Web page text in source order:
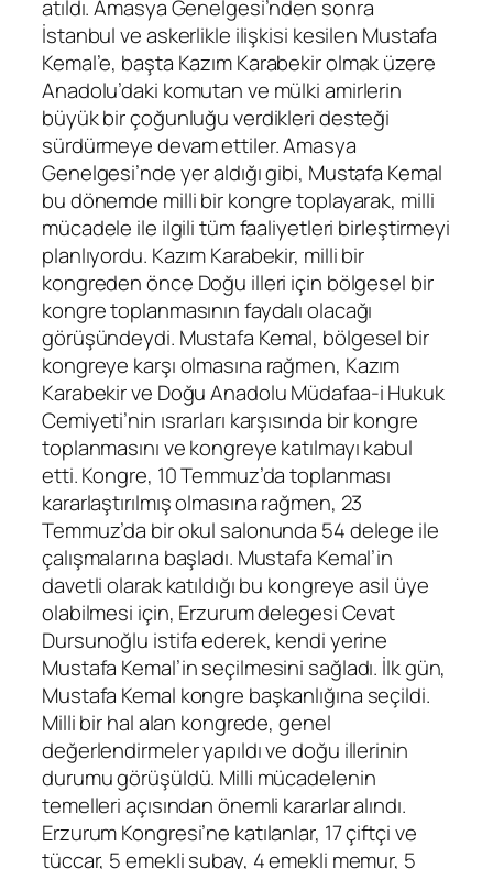
atıldı. Amasya Genelgesi’nden sonra
İstanbul ve askerlikle ilişkisi kesilen Mustafa
Kemal’e, başta Kazım Karabekir olmak üzere
Anadolu’daki komutan ve mülki amirlerin
büyük bir çoğunluğu verdikleri desteği
sürdürmeye devam ettiler. Amasya
Genelgesi’nde yer aldığı gibi, Mustafa Kemal
bu dönemde milli bir kongre toplayarak, milli
mücadele ile ilgili tüm faaliyetleri birleştirmeyi
planlıyordu. Kazım Karabekir, milli bir
kongreden önce Doğu illeri için bölgesel bir
kongre toplanmasının faydalı olacağı
görüşündeydi. Mustafa Kemal, bölgesel bir
kongreye karşı olmasına rağmen, Kazım
Karabekir ve Doğu Anadolu Müdafaa-i Hukuk
Cemiyeti’nin ısrarları karşısında bir kongre
toplanmasını ve kongreye katılmayı kabul
etti. Kongre, 10 Temmuz’da toplanması
kararlaştırılmış olmasına rağmen, 23
Temmuz’da bir okul salonunda 54 delege ile
çalışmalarına başladı. Mustafa Kemal’in
davetli olarak katıldığı bu kongreye asil üye
olabilmesi için, Erzurum delegesi Cevat
Dursunoğlu istifa ederek, kendi yerine
Mustafa Kemal’in seçilmesini sağladı. İlk gün,
Mustafa Kemal kongre başkanlığına seçildi.
Milli bir hal alan kongrede, genel
değerlendirmeler yapıldı ve doğu illerinin
durumu görüşüldü. Milli mücadelenin
temelleri açısından önemli kararlar alındı.
Erzurum Kongresi’ne katılanlar, 17 çiftçi ve
tüccar, 5 emekli subay, 4 emekli memur, 5